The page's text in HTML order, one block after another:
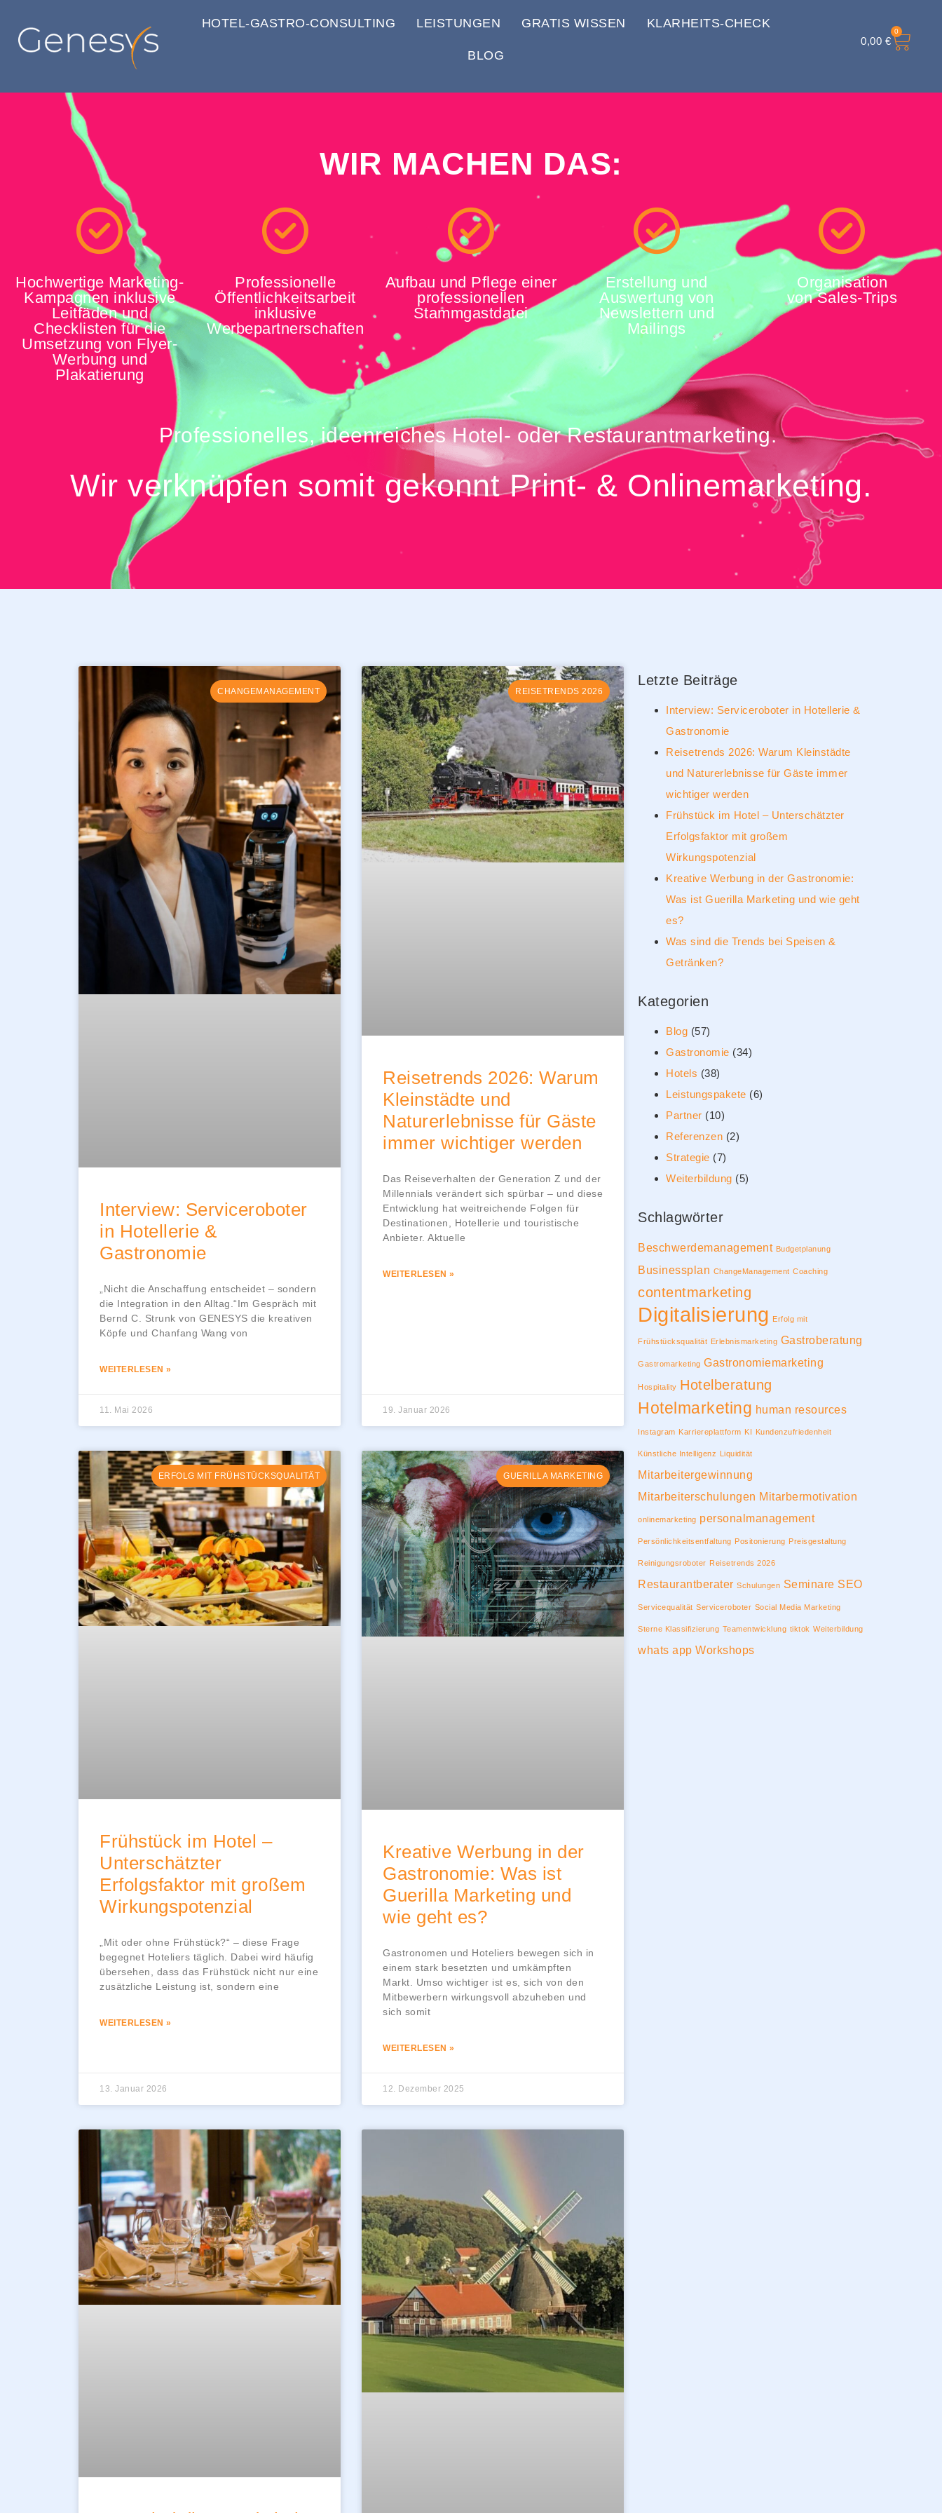
HOTEL-GASTRO-CONSULTING LEISTUNGEN GRATIS WISSEN KLARHEITS-CHECK
BLOG
0,00 €
0
WIR MACHEN DAS:
Hochwertige Marketing-
Kampagnen inklusive
Leitfäden und
Checklisten für die
Umsetzung von Flyer-
Werbung und
Plakatierung
Professionelle
Öffentlichkeitsarbeit
inklusive
Werbepartnerschaften
Aufbau und Pflege einer
professionellen
Stammgastdatei
Erstellung und
Auswertung von
Newslettern und
Mailings
Organisation
von Sales-Trips
Professionelles, ideenreiches Hotel- oder Restaurantmarketing.
Wir verknüpfen somit gekonnt Print- & Onlinemarketing.
CHANGEMANAGEMENT
Interview: Serviceroboter
in Hotellerie &
Gastronomie
„Nicht die Anschaffung entscheidet – sondern
die Integration in den Alltag.“Im Gespräch mit
Bernd C. Strunk von GENESYS die kreativen
Köpfe und Chanfang Wang von
WEITERLESEN »
11. Mai 2026
REISETRENDS 2026
Reisetrends 2026: Warum
Kleinstädte und
Naturerlebnisse für Gäste
immer wichtiger werden
Das Reiseverhalten der Generation Z und der
Millennials verändert sich spürbar – und diese
Entwicklung hat weitreichende Folgen für
Destinationen, Hotellerie und touristische
Anbieter. Aktuelle
WEITERLESEN »
19. Januar 2026
ERFOLG MIT FRÜHSTÜCKSQUALITÄT
Frühstück im Hotel –
Unterschätzter
Erfolgsfaktor mit großem
Wirkungspotenzial
„Mit oder ohne Frühstück?“ – diese Frage
begegnet Hoteliers täglich. Dabei wird häufig
übersehen, dass das Frühstück nicht nur eine
zusätzliche Leistung ist, sondern eine
WEITERLESEN »
13. Januar 2026
GUERILLA MARKETING
Kreative Werbung in der
Gastronomie: Was ist
Guerilla Marketing und
wie geht es?
Gastronomen und Hoteliers bewegen sich in
einem stark besetzten und umkämpften
Markt. Umso wichtiger ist es, sich von den
Mitbewerbern wirkungsvoll abzuheben und
sich somit
WEITERLESEN »
12. Dezember 2025
Letzte Beiträge
Interview: Serviceroboter in Hotellerie &
Gastronomie
Reisetrends 2026: Warum Kleinstädte
und Naturerlebnisse für Gäste immer
wichtiger werden
Frühstück im Hotel – Unterschätzter
Erfolgsfaktor mit großem
Wirkungspotenzial
Kreative Werbung in der Gastronomie:
Was ist Guerilla Marketing und wie geht
es?
Was sind die Trends bei Speisen &
Getränken?
Kategorien
Blog (57)
Gastronomie (34)
Hotels (38)
Leistungspakete (6)
Partner (10)
Referenzen (2)
Strategie (7)
Weiterbildung (5)
Schlagwörter
Beschwerdemanagement Budgetplanung
Businessplan ChangeManagement Coaching
contentmarketing
Digitalisierung Erfolg mit
Frühstücksqualität Erlebnismarketing Gastroberatung
Gastromarketing Gastronomiemarketing
Hospitality Hotelberatung
Hotelmarketing human resources
Instagram Karriereplattform KI Kundenzufriedenheit
Künstliche Intelligenz Liquidität
Mitarbeitergewinnung
Mitarbeiterschulungen Mitarbermotivation
onlinemarketing personalmanagement
Persönlichkeitsentfaltung Positonierung Preisgestaltung
Reinigungsroboter Reisetrends 2026
Restaurantberater Schulungen Seminare SEO
Servicequalität Serviceroboter Social Media Marketing
Sterne Klassifizierung Teamentwicklung tiktok Weiterbildung
whats app Workshops